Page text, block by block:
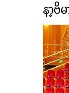
နာ့ဗိ